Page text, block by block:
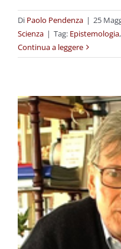
Di Paolo Pendenza | 25
Scienza | Tag: Epistemologia,
Continua a leggere